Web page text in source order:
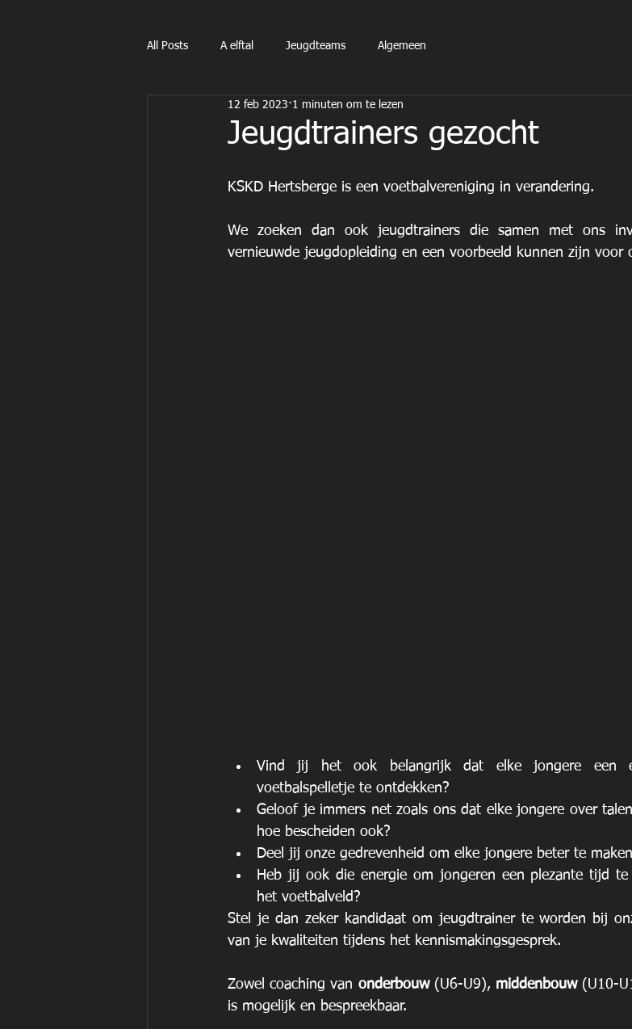
All Posts A elftal Jeugdteams Algemeen
Jeugdtrainers gezocht
12 feb 2023 1 minuten om te lezen
KSKD Hertsberge is een voetbalvereniging in verandering.
We zoeken dan ook jeugdtrainers die samen met ons
vernieuwde jeugdopleiding en een voorbeeld kunnen zijn voor
Vind jij het ook belangrijk dat elke jongere een
voetbalspelletje te ontdekken?
Geloof je immers net zoals ons dat elke jongere over
hoe bescheiden ook?
Deel jij onze gedrevenheid om elke jongere beter te
Heb jij ook die energie om jongeren een plezante tijd
het voetbalveld?
Stel je dan zeker kandidaat om jeugdtrainer te worden bij
van je kwaliteiten tijdens het kennismakingsgesprek.
Zowel coaching van onderbouw (U6-U9), middenbouw (U10-
is mogelijk en bespreekbaar.